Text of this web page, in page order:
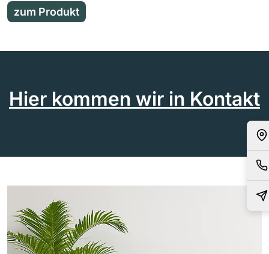
zum Produkt
Hier kommen wir in Kontakt